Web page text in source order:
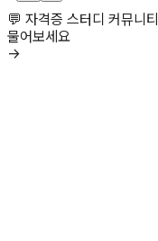
💬 자격증 스터디 커뮤니티
물어보세요
→